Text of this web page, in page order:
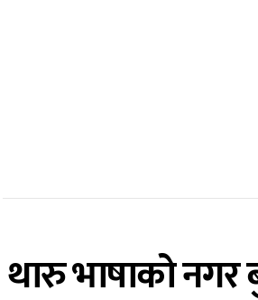
थारु भाषाको नगर